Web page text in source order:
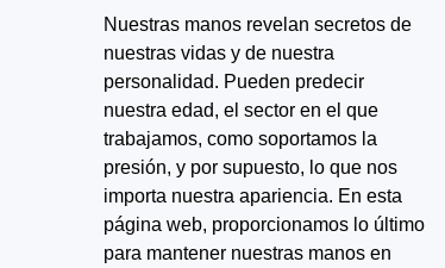
Nuestras manos revelan secretos de
nuestras vidas y de nuestra
personalidad. Pueden predecir
nuestra edad, el sector en el que
trabajamos, como soportamos la
presión, y por supuesto, lo que nos
importa nuestra apariencia. En esta
página web, proporcionamos lo último
para mantener nuestras manos en